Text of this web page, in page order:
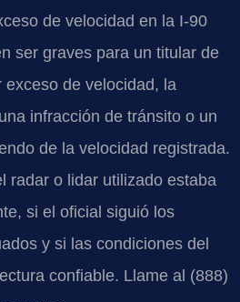
de velocidad en la I-90
ser graves para un titular de
de velocidad, la
infracción de tránsito o un
de la velocidad registrada.
radar o lidar utilizado estaba
si el oficial siguió los
y si las condiciones del
confiable. Llame al (888)